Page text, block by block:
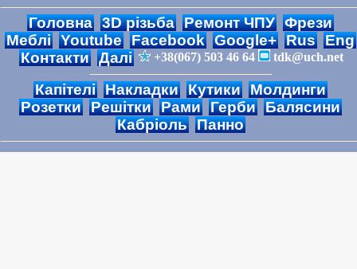
Головна 3D різьба Ремонт ЧПУ Фрези
Меблі Youtube Facebook Google+ Rus Eng
Контакти Далі +38(067) 503 46 64 tdk@uch.net
Капітелі Накладки Кутики Молдинги
Розетки Решітки Рами Герби Балясини
Кабріоль Панно